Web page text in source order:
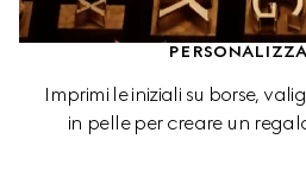
Imprimi le iniziali su borse,
in pelle per creare un